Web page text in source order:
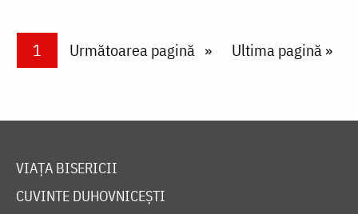
PaginareCurrent page
1 Next page
Următoarea pagină Last page
Ultima pagină »
VIAȚA BISERICII
CUVINTE DUHOVNICEȘTI